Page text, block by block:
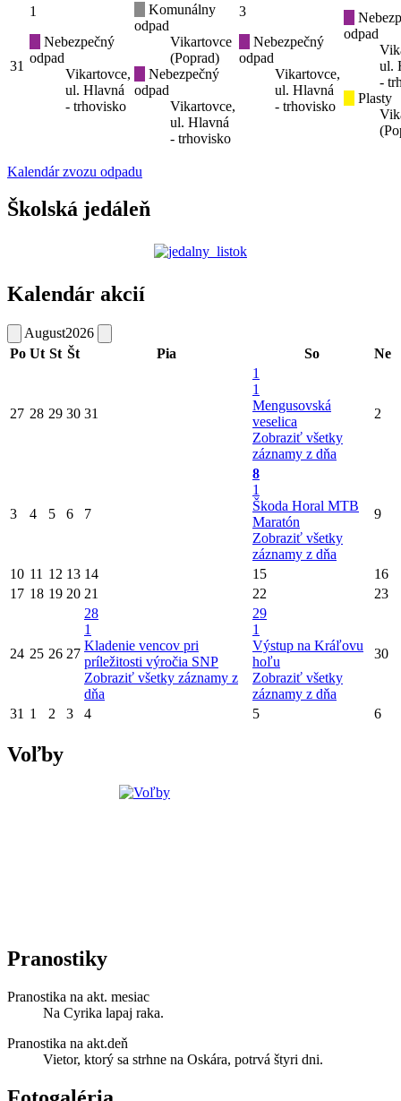
31
1
Nebezpečný
odpad
Vikartovce,
ul. Hlavná
- trhovisko
Komunálny
odpad
Vikartovce
(Poprad)
Nebezpečný
odpad
Vikartovce,
ul. Hlavná
- trhovisko
3
Nebezpečný
odpad
Vikartovce,
ul. Hlavná
- trhovisko
odpad
ul.
-
Plasty
Kalendár zvozu odpadu
Školská jedáleň
Kalendár akcií
August2026
Po Ut St Št Pia So Ne
27 28 29 30 31
1
1
Mengusovská
veselica
Zobraziť všetky
záznamy z dňa
2
3 4 5 6 7
8
1
Škoda Horal MTB
Maratón
Zobraziť všetky
záznamy z dňa
9
10 11 12 13 14 15
16
17 18 19 20 21 22 23
24 25 26 27
28
1
Kladenie vencov pri
príležitosti výročia SNP
Zobraziť všetky záznamy z
dňa
29
1
Výstup na Kráľovu
hoľu
Zobraziť všetky
záznamy z dňa
30
31 1 2 3 4 5 6
Voľby
Pranostiky
Pranostika na akt. mesiac
Na Cyrika lapaj raka.
Pranostika na akt.deň
Vietor, ktorý sa strhne na Oskára, potrvá štyri dni.